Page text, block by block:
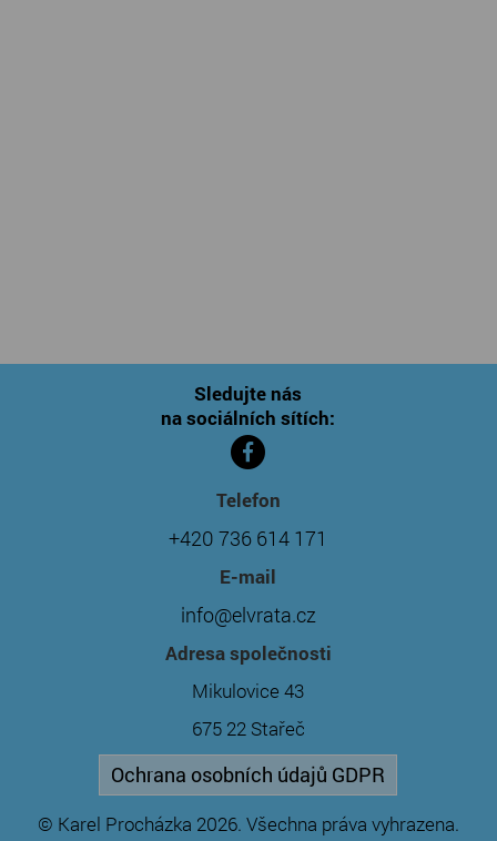
Sledujte nás
na sociálních sítích:
Telefon
+420 736 614 171
E-mail
info@elvrata.cz
Adresa společnosti
Mikulovice 43
675 22 Stařeč
Ochrana osobních údajů GDPR
© Karel Procházka 2026. Všechna práva vyhrazena.